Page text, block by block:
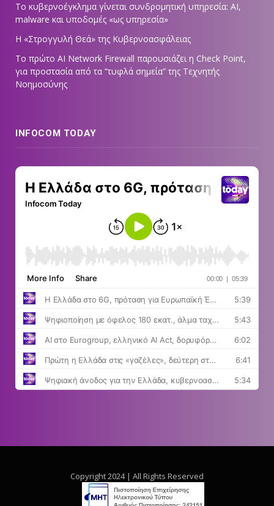
Το κυβερνοέγκλημα γίνεται συνδρομητική υπηρεσία: AI,
malware και υποδομές «ως υπηρεσία»
Η «Στρογγυλή Θεά» της Κυβερνοασφάλειας
Tο πρώτο AI Network Firewall παρουσιάζει η Check Point,
για προστασία από τα “τυφλά σημεία” της Τεχνητής
Νοημοσύνης
INFOCOM TODAY
Copyright 2024 | All Rights Reserved